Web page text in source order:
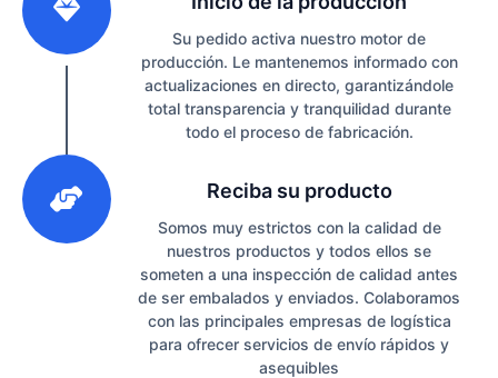
Su pedido activa nuestro motor de
producción. Le mantenemos informado con
actualizaciones en directo, garantizándole
total transparencia y tranquilidad durante
todo el proceso de fabricación.
Reciba su producto
Somos muy estrictos con la calidad de
nuestros productos y todos ellos se
someten a una inspección de calidad antes
de ser embalados y enviados. Colaboramos
con las principales empresas de logística
para ofrecer servicios de envío rápidos y
asequibles